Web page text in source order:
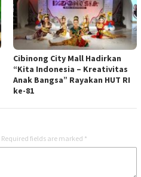
Cibinong City Mall Hadirkan
“Kita Indonesia – Kreativitas
Anak Bangsa” Rayakan HUT RI
ke-81
Required fields are marked *